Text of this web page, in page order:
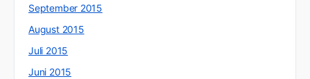
September 2015
August 2015
Juli 2015
Juni 2015